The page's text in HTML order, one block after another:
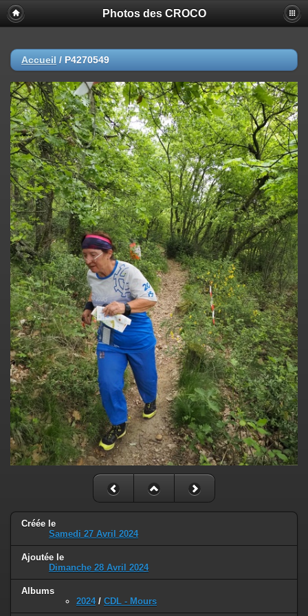
Photos des CROCO
Accueil / P4270549
Créée le
Samedi 27 Avril 2024
Ajoutée le
Dimanche 28 Avril 2024
Albums
2024/ CDL - Mours